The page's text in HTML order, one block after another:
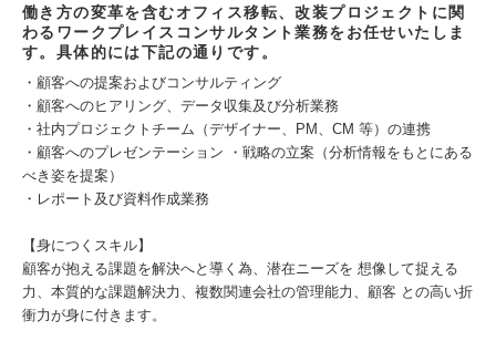
働き方の変革を含むオフィス移転、改装プロジェクトに関
わるワークプレイスコンサルタント業務をお任せいたしま
す。具体的には下記の通りです。
・顧客への提案およびコンサルティング
・顧客へのヒアリング、データ収集及び分析業務
・社内プロジェクトチーム（デザイナー、PM、CM 等）の連携
・顧客へのプレゼンテーション ・戦略の立案（分析情報をもとにある
べき姿を提案）
・レポート及び資料作成業務
【身につくスキル】
顧客が抱える課題を解決へと導く為、潜在ニーズを 想像して捉える
力、本質的な課題解決力、複数関連会社の管理能力、顧客 との高い折
衝力が身に付きます。